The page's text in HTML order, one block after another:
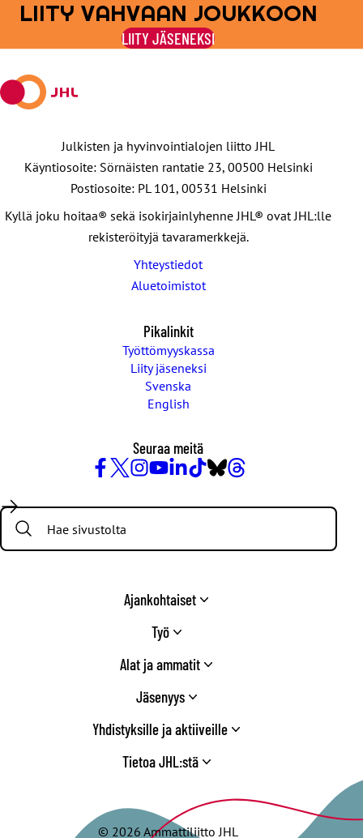
Jaa
Facebookissa
Jaa
viestipalvelu
X:ssä
Jaa
sähköpostilla
Jaa
WhatsAppilla
Jaa
Telegramilla
LIITY VAHVAAN JOUKKOON
LIITY JÄSENEKSI
Julkisten ja hyvinvointialojen liitto JHL
Käyntiosoite: Sörnäisten rantatie 23, 00500 Helsinki
Postiosoite: PL 101, 00531 Helsinki
Kyllä joku hoitaa® sekä isokirjainlyhenne JHL® ovat JHL:lle
rekisteröityjä tavaramerkkejä.
Yhteystiedot
Aluetoimistot
Pikalinkit
Työttömyyskassa
Liity jäseneksi
Svenska
English
Seuraa meitä
/
Twitter
Search:
Ajankohtaiset
Työ
Alat ja ammatit
Jäsenyys
Yhdistyksille ja aktiiveille
Tietoa JHL:stä
© 2026 Ammattiliitto JHL